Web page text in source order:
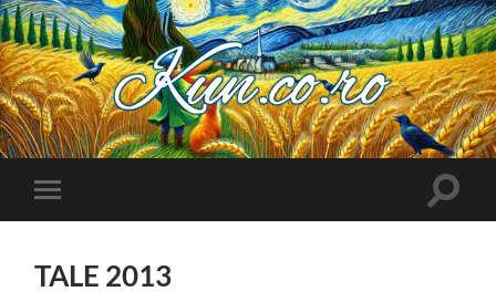
Kuncoro++
Toggle
mobile
Toggle
TALE 2013